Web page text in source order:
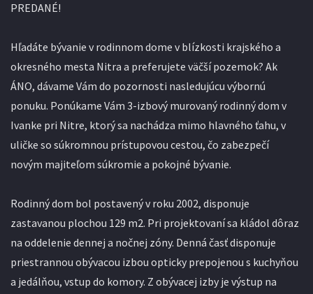
PREDANÉ!
Hľadáte bývanie v rodinnom dome v blízkosti krajského a
okresného mesta Nitra a preferujete väčší pozemok? Ak
ÁNO, dávame Vám do pozornosti nasledujúcu výbornú
ponuku. Ponúkame Vám 3-izbový murovaný rodinný dom v
Ivanke pri Nitre, ktorý sa nachádza mimo hlavného ťahu, v
uličke so súkromnou prístupovou cestou, čo zabezpečí
novým majiteľom súkromie a pokojné bývanie.
Rodinný dom bol postavený v roku 2002, disponuje
zastavanou plochou 129 m2. Pri projektovaní sa kládol dôraz
na oddelenie dennej a nočnej zóny. Denná časť disponuje
priestrannou obývacou izbou opticky prepojenou s kuchyňou
a jedálňou, vstup do komory. Z obývacej izby je výstup na